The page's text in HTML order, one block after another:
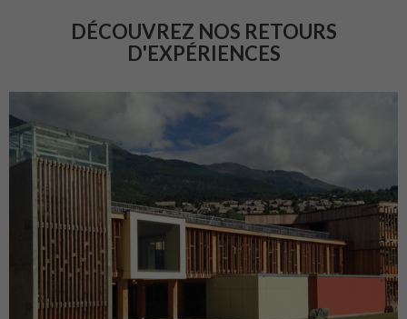
DÉCOUVREZ NOS RETOURS
D'EXPÉRIENCES